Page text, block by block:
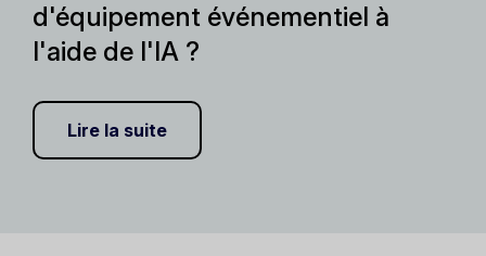
d'équipement événementiel à
l'aide de l'IA ?
Lire la suite